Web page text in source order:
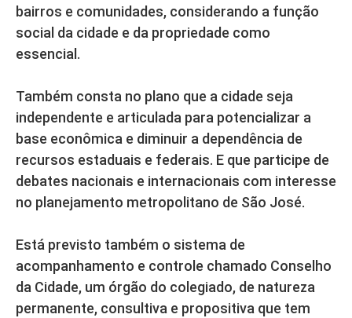
bairros e comunidades, considerando a função
social da cidade e da propriedade como
essencial.
Também consta no plano que a cidade seja
independente e articulada para potencializar a
base econômica e diminuir a dependência de
recursos estaduais e federais. E que participe de
debates nacionais e internacionais com interesse
no planejamento metropolitano de São José.
Está previsto também o sistema de
acompanhamento e controle chamado Conselho
da Cidade, um órgão do colegiado, de natureza
permanente, consultiva e propositiva que tem